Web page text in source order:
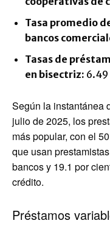
Tasa promedio
bancos
Tasas de
en bisectriz: 6.49
Según la instantánea
julio de 2025, los
más popular, con el
que usan
bancos y 19.1 por
crédito.
Préstamos